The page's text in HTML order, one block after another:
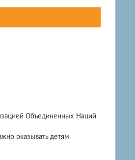
Объединенных Наций
оказывать детям